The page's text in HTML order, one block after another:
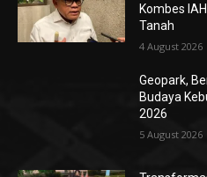
Kombes
Tanah
4 August 2026
Geopark,
Budaya
2026
5 August 2026